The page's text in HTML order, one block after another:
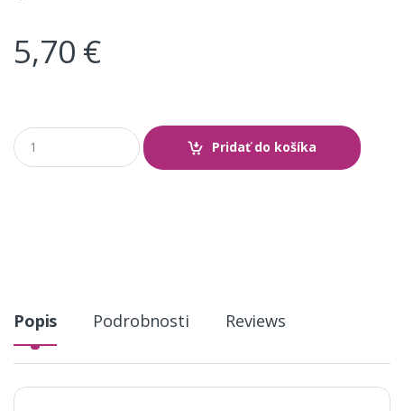
5,70 €
Q
u
a
Pridať do košíka
Popis Podrobnosti Reviews